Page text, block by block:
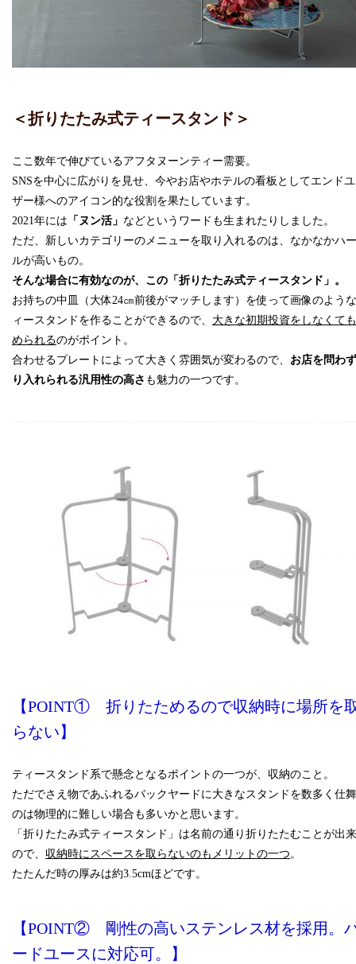
＜折りたたみ式ティースタンド＞
ここ数年で伸びているアフタヌーンティー需要。
SNSを中心に広がりを見せ、今やお店やホテルの看板としてエンド
ザー様へのアイコン的な役割を果たしています。
2021年には 「ヌン活」 などというワードも生まれたりしました。
ただ、新しいカテゴリーのメニューを取り入れるのは、なかなかハ
ルが高いもの。
そんな場合に有効なのが、この「折りたたみ式ティースタンド」。
お持ちの中皿（大体24㎝前後がマッチします）を使って画像のよう
ィースタンドを作ることができるので、 大きな初期投資をしなくて
められるのがポイント。
合わせるプレートによって大きく雰囲気が変わるので、 お店を問わ
り入れられる汎用性の高さ も魅力の一つです。
【POINT① 折りたためるので収納時に場所を
らない】
ティースタンド系で懸念となるポイントの一つが、収納のこと。
ただでさえ物であふれるバックヤードに大きなスタンドを数多く仕
のは物理的に難しい場合も多いかと思います。
「折りたたみ式ティースタンド」は名前の通り折りたたむことが出
ので、 収納時にスペースを取らないのもメリットの一つ。
たたんだ時の厚みは約3.5cmほどです。
【POINT② 剛性の高いステンレス材を採用。
ードユースに対応可。】